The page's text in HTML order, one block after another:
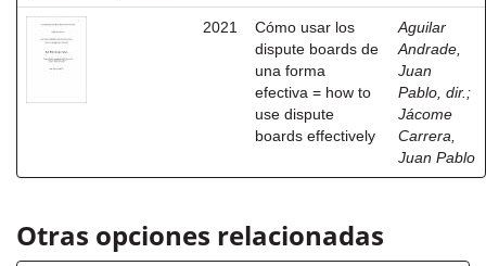
2021
Cómo usar los
dispute boards de
una forma
efectiva = how to
use dispute
boards effectively
Aguilar
Andrade,
Juan
Pablo, dir. ;
Jácome
Carrera,
Juan Pablo
Otras opciones relacionadas